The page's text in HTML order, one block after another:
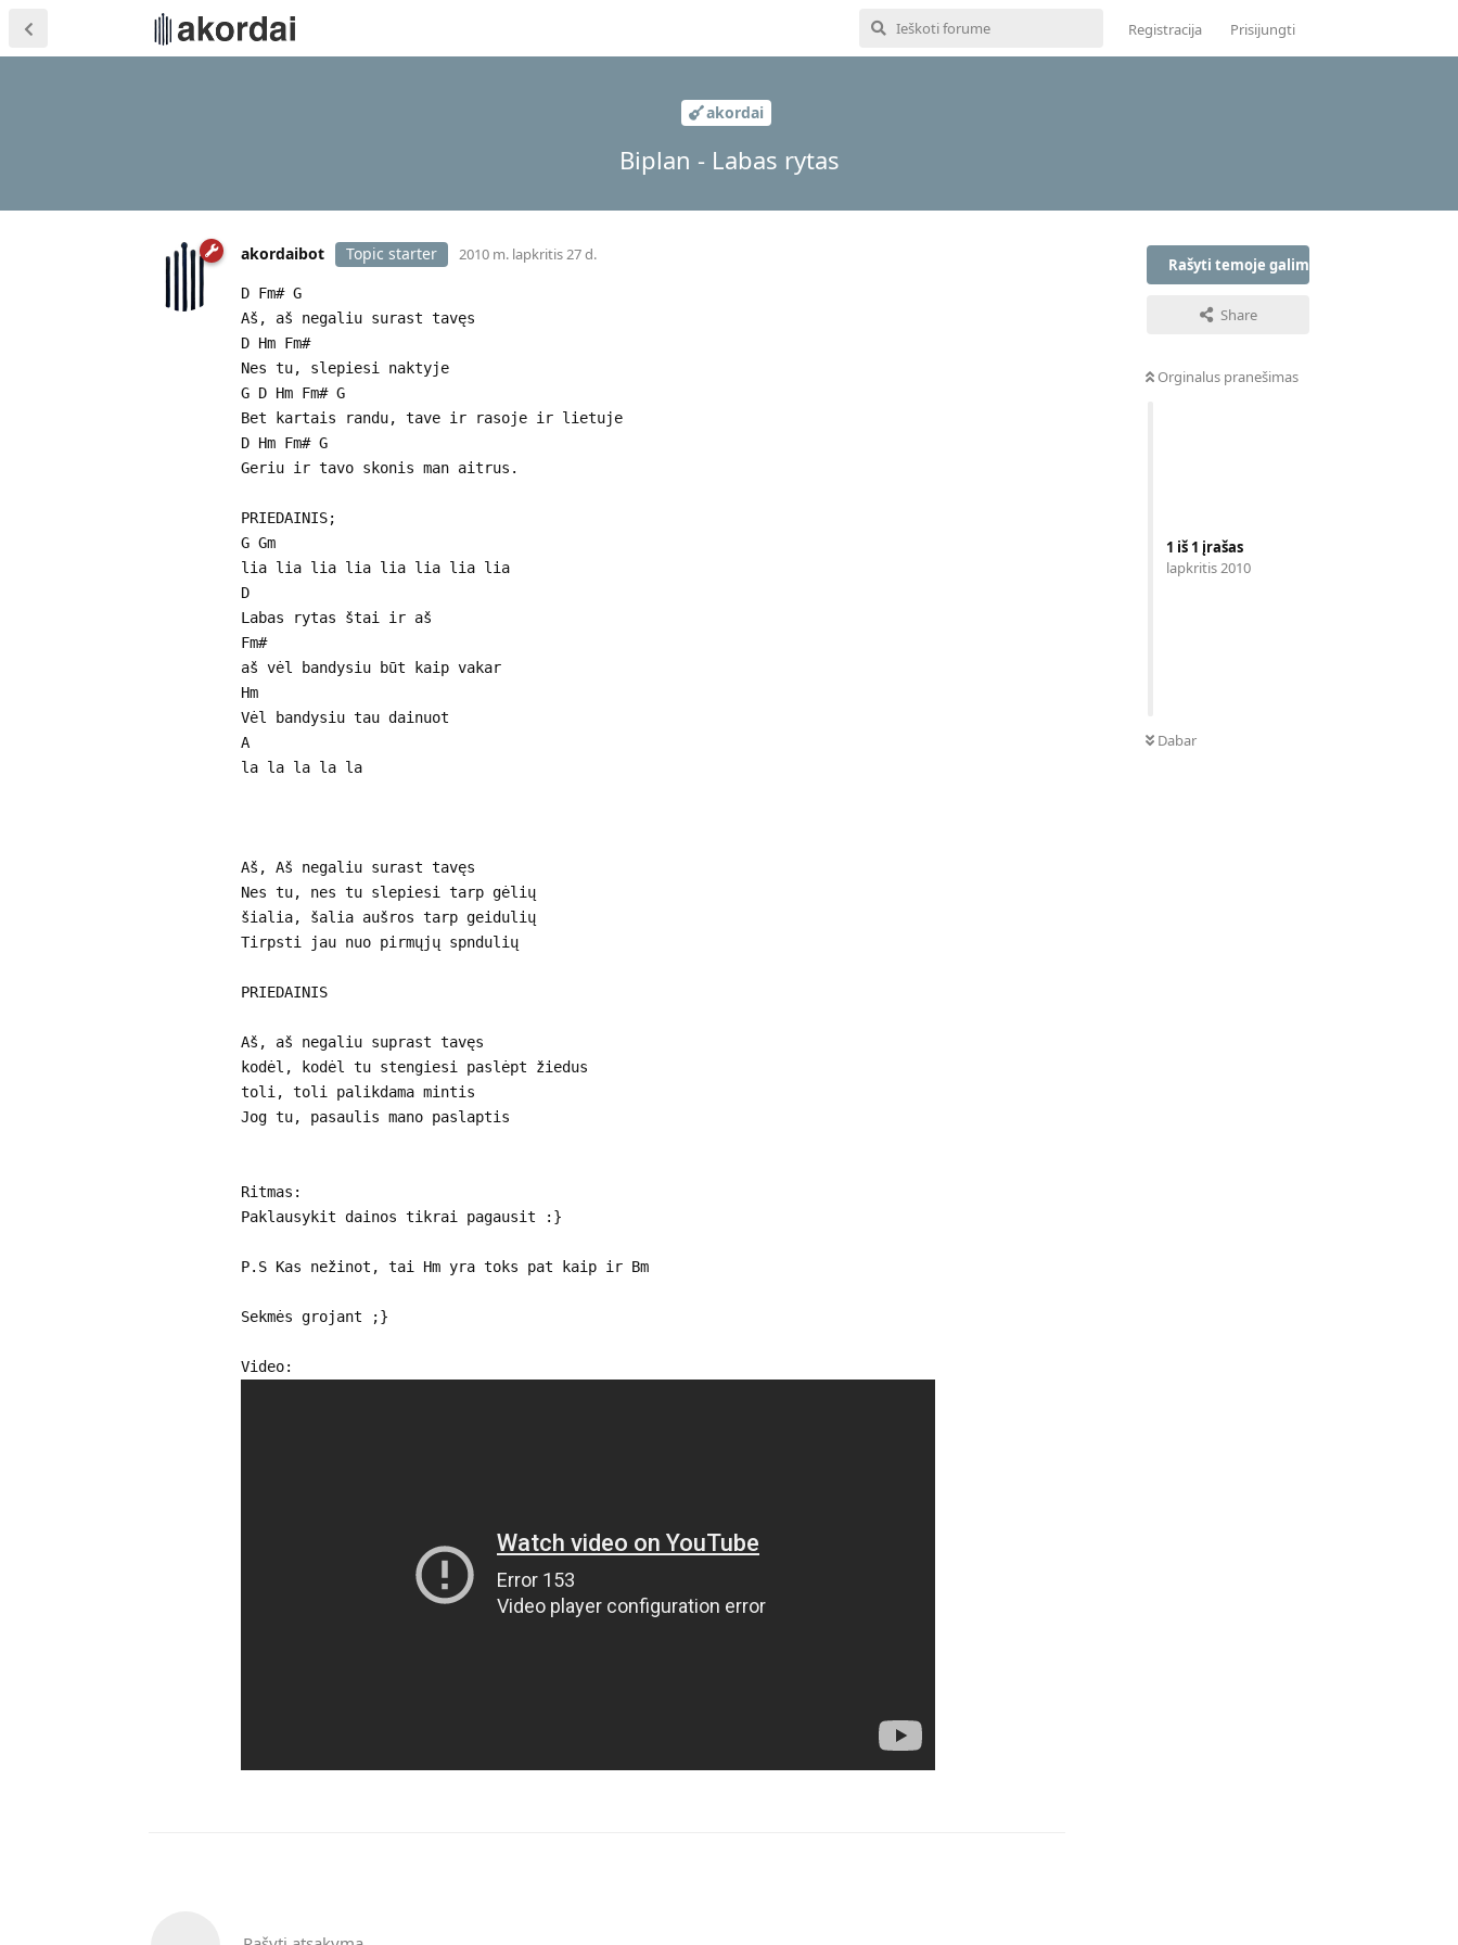
Registracija Prisijungti
akordai
Biplan - Labas rytas
Rašyti temoje galima tik prisijungus
Share
Orginalus pranešimas
1 iš 1 įrašas
lapkritis 2010
Dabar
akordaibot Topic starter 2010 m. lapkritis 27 d.
D Fm# G
Aš, aš negaliu surast tavęs
D Hm Fm#
Nes tu, slepiesi naktyje
G D Hm Fm# G
Bet kartais randu, tave ir rasoje ir lietuje
D Hm Fm# G
Geriu ir tavo skonis man aitrus.
PRIEDAINIS;
G Gm
lia lia lia lia lia lia lia lia
D
Labas rytas štai ir aš
Fm#
aš vėl bandysiu būt kaip vakar
Hm
Vėl bandysiu tau dainuot
A
la la la la la
Aš, Aš negaliu surast tavęs
Nes tu, nes tu slepiesi tarp gėlių
šialia, šalia aušros tarp geidulių
Tirpsti jau nuo pirmųjų spndulių
PRIEDAINIS
Aš, aš negaliu suprast tavęs
kodėl, kodėl tu stengiesi paslėpt žiedus
toli, toli palikdama mintis
Jog tu, pasaulis mano paslaptis
Ritmas:
Paklausykit dainos tikrai pagausit :}
P.S Kas nežinot, tai Hm yra toks pat kaip ir Bm
Sekmės grojant ;}
Video: